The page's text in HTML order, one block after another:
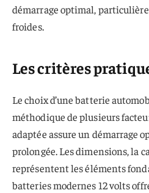
démarrage optimal,
froides.
Les critères
Le choix d’une batterie
méthodique de plusieurs
adaptée assure un démarrage
prolongée. Les dimensions, la
représentent les éléments
batteries modernes 12 volts